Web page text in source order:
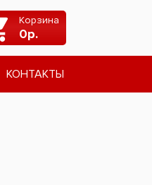
Корзина
0р.
КОНТАКТЫ